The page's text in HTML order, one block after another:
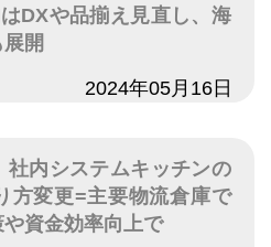
DXや品揃え見直し、海
開
2024年05月16日
社内システムキッチンの
方変更=主要物流倉庫で
資金効率向上で